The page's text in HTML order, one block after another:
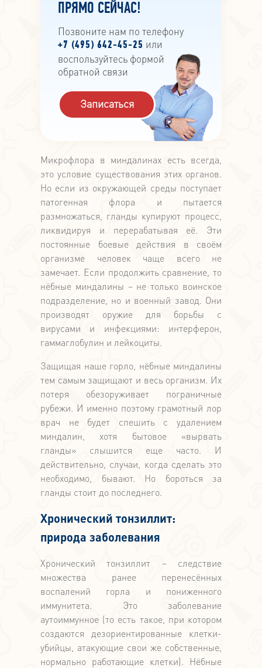
ПРЯМО СЕЙЧАС!
Позвоните нам по телефону
+7 (495) 642-45-25 или
воспользуйтесь формой
обратной связи
Записаться
Микрофлора в миндалинах есть всегда,
это условие существования этих органов.
Но если из окружающей среды поступает
патогенная флора и пытается
размножаться, гланды купируют процесс,
ликвидируя и перерабатывая её. Эти
постоянные боевые действия в своём
организме человек чаще всего не
замечает. Если продолжить сравнение, то
нёбные миндалины – не только воинское
подразделение, но и военный завод. Они
производят оружие для борьбы с
вирусами и инфекциями: интерферон,
гаммаглобулин и лейкоциты.
Защищая наше горло, нёбные миндалины
тем самым защищают и весь организм. Их
потеря обезоруживает пограничные
рубежи. И именно поэтому грамотный лор
врач не будет спешить с удалением
миндалин, хотя бытовое «вырвать
гланды» слышится еще часто. И
действительно, случаи, когда сделать это
необходимо, бывают. Но бороться за
гланды стоит до последнего.
Хронический тонзиллит:
природа заболевания
Хронический тонзиллит – следствие
множества ранее перенесённых
воспалений горла и пониженного
иммунитета. Это заболевание
аутоиммунное (то есть такое, при котором
создаются дезориентированные клетки-
убийцы, атакующие свои же собственные,
нормально работающие клетки). Нёбные